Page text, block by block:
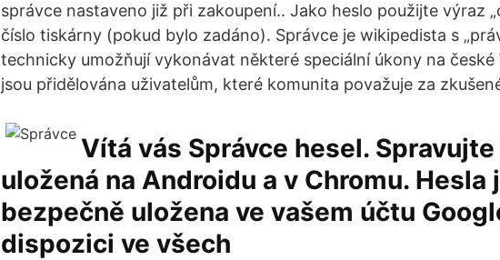
správce nastaveno již při zakoupení.. Jako heslo použijte výraz
číslo tiskárny (pokud bylo zadáno). Správce je wikipedista s
technicky umožňují vykonávat některé speciální úkony na české
jsou přidělována uživatelům, které komunita považuje za
Vítá vás Správce hesel.
uložená na Androidu a v Chromu. Hesla
bezpečně uložena ve vašem účtu
dispozici ve všech